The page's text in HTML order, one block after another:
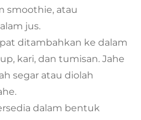
smoothie, atau
jus.
ditambahkan ke dalam
kari, dan tumisan. Jahe
segar atau diolah
dalam bentuk